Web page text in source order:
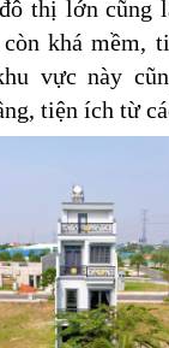
thị lớn cũng
khá mềm,
vực này
tiện ích từ